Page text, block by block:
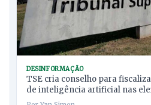
DESINFORMAÇÃO
TSE cria conselho para
de inteligência artificial nas